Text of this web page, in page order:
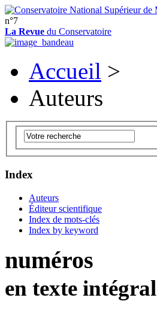
n°7
La Revue du Conservatoire
Accueil >
Auteurs
Index
Auteurs
Éditeur scientifique
Index de mots-clés
Index by keyword
numéros
en texte intégral